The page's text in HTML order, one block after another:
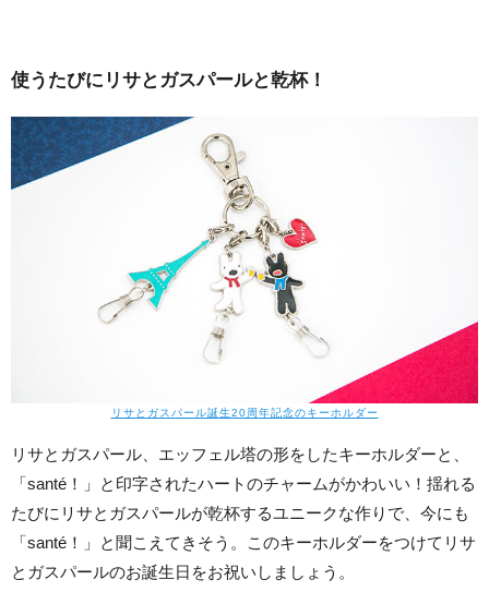
使うたびにリサとガスパールと乾杯！
リサとガスパール誕生20周年記念のキーホルダー
リサとガスパール、エッフェル塔の形をしたキーホルダーと、
「santé！」と印字されたハートのチャームがかわいい！揺れる
たびにリサとガスパールが乾杯するユニークな作りで、今にも
「santé！」と聞こえてきそう。このキーホルダーをつけてリサ
とガスパールのお誕生日をお祝いしましょう。